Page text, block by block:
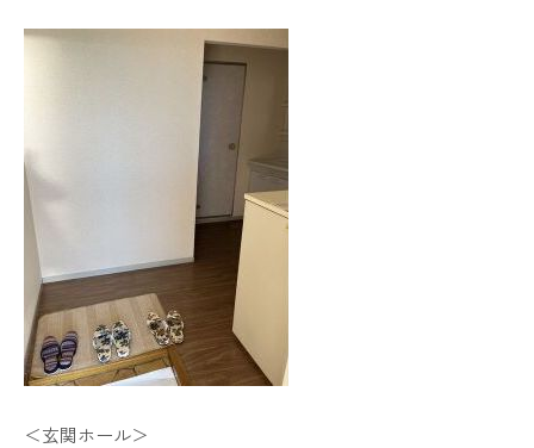
＜玄関ホール＞